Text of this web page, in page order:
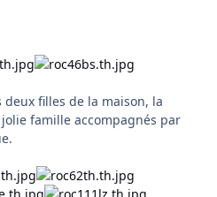
filles de la maison, la
famille accompagnés par